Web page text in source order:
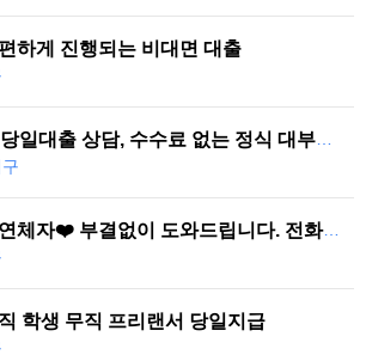
하게 진행되는 비대면 대출
❤️무직자/저신용/연체자❤️ 부결없이 도와드립니다. 전화한통으로 당일즉시…
학생 무직 프리랜서 당일지급